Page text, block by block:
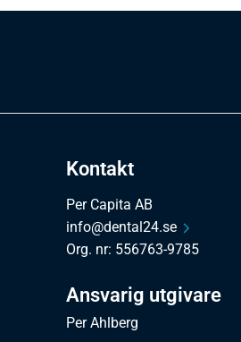
Kontakt
Per Capita AB
info@dental24.se
Org. nr: 556763-9785
Ansvarig utgivare
Per Ahlberg